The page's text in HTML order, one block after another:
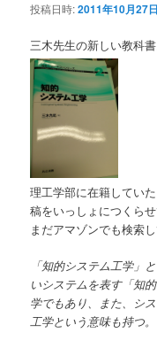
投稿日時:2011年10月27日
三木先生の新しい教科書
理工学部に在籍してい
稿をいっしょにつくら
まだアマゾンでも検索
「知的システム工学」
いシステムを表す「知
学でもあり、また、シ
工学という意味も持つ。